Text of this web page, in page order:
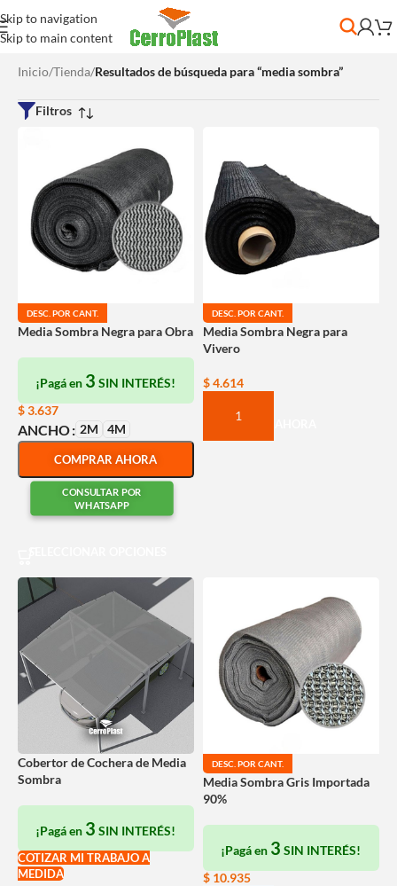
Skip to navigation
Skip to main content
Inicio/Tienda/Resultados de búsqueda para “media sombra”
Filtros
DESC. POR CANT.
Media Sombra Negra para Obra
¡Pagá en 3 SIN INTERÉS!
$3.637
ANCHO 2M 4M
COMPRAR AHORA
CONSULTAR POR
WHATSAPP
DESC. POR CANT.
Media Sombra Negra para
Vivero
$4.614
COMPRAR AHORA
Cobertor de Cochera de Media
Sombra
¡Pagá en 3 SIN INTERÉS!
COTIZAR MI TRABAJO A
MEDIDA
DESC. POR CANT.
Media Sombra Gris Importada
90%
¡Pagá en 3 SIN INTERÉS!
$10.935